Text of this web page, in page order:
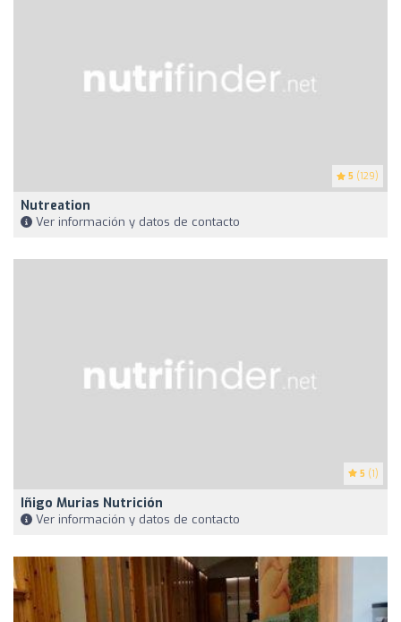
5 (129)
Nutreation
Ver información y datos de contacto
5 (1)
Iñigo Murias Nutrición
Ver información y datos de contacto